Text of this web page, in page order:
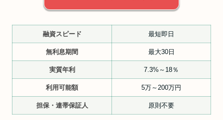
融資スピード 最短即日
無利息期間 最大30日
実質年利 7.3%～18％
利用可能額 5万～200万円
担保・連帯保証人 原則不要